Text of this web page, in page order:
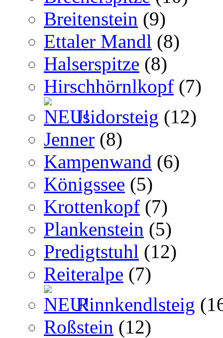
Breitenstein (9)
Ettaler Mandl (8)
Halserspitze (8)
Hirschhörnlkopf (7)
Isidorsteig (12)
Jenner (8)
Kampenwand (6)
Königssee (5)
Krottenkopf (7)
Plankenstein (5)
Predigtstuhl (12)
Reiteralpe (7)
Rinnkendlsteig
Roßstein (12)